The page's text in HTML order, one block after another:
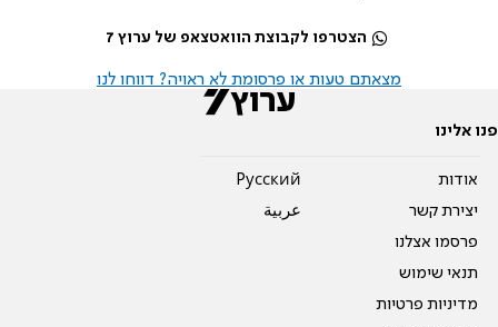
הצטרפו לקבוצת הוואטצאפ של ערוץ 7
מצאתם טעות או פרסומת לא ראויה? דווחו לנו
פנו אלינו
אודות
יצירת קשר
פרסמו אצלנו
תנאי שימוש
מדיניות פרטיות
Pусский
عربية